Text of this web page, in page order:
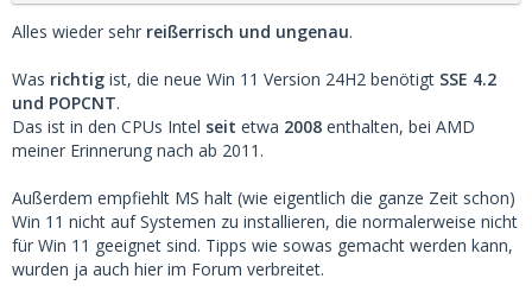
Alles wieder sehr reißerrisch und ungenau.
Was richtig ist, die neue Win 11 Version 24H2 benötigt SSE 4.2
und POPCNT.
Das ist in den CPUs Intel seit etwa 2008 enthalten, bei AMD
meiner Erinnerung nach ab 2011.
Außerdem empfiehlt MS halt (wie eigentlich die ganze Zeit schon)
Win 11 nicht auf Systemen zu installieren, die normalerweise nicht
für Win 11 geeignet sind. Tipps wie sowas gemacht werden kann,
wurden ja auch hier im Forum verbreitet.